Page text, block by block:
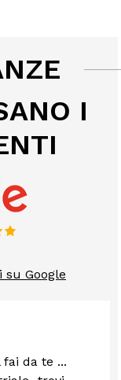
I
su Google
da te ...